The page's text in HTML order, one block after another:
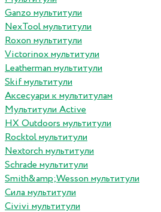
Ganzo мультитули
NexTool мультитули
Roxon мультитули
Victorinox мультитули
Leatherman мультитули
Skif мультитули
Аксесуари к мультитулам
Мультитули Active
HX Outdoors мультитули
Rocktol мультитули
Nextorch мультитули
Schrade мультитули
Smith&amp;Wesson мультитули
Сила мультитули
Civivi мультитули